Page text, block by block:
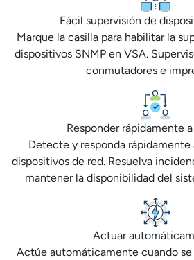
Fácil supervisión de
Marque la casilla para habilitar la
dispositivos SNMP en VSA.
conmutadores e
Responder rápidamente
Detecte y responda rápidamente
dispositivos de red. Resuelva
mantener la disponibilidad del
Actuar
Actúe automáticamente cuando se